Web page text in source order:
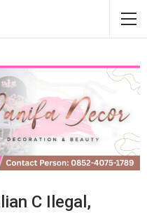
C Ilegal,